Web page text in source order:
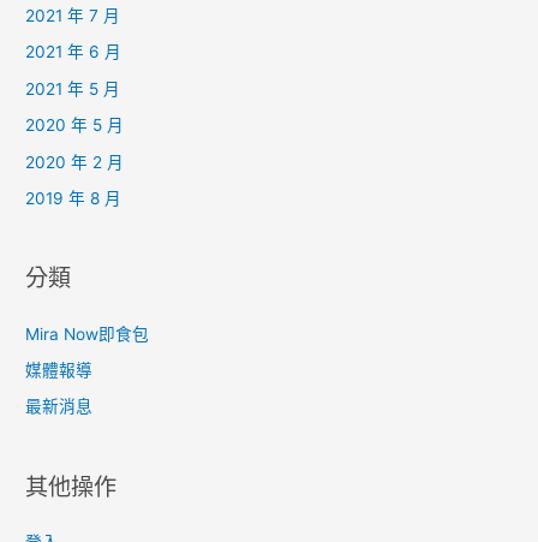
2021 年 7 月
2021 年 6 月
2021 年 5 月
2020 年 5 月
2020 年 2 月
2019 年 8 月
分類
Mira Now即食包
媒體報導
最新消息
其他操作